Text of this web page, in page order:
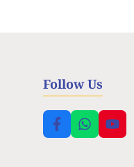
Follow Us